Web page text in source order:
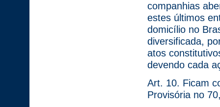
companhias
estes últimos
domicílio no
diversificada,
atos
devendo cada
Art. 10. Ficam
Provisória no